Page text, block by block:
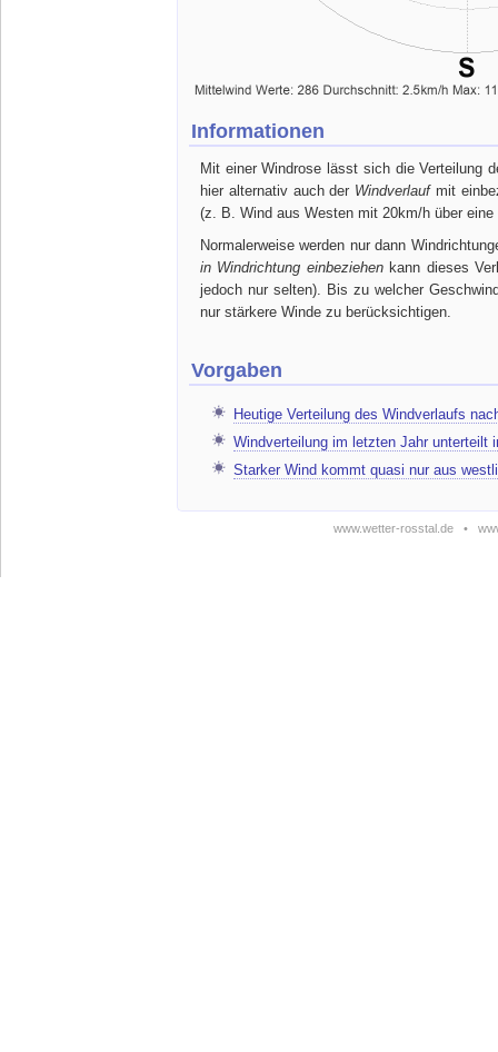
Informationen
Mit einer Windrose lässt sich die Verteilung
hier alternativ auch der Windverlaufmit
(z. B. Wind aus Westen mit 20km/h über
Normalerweise werden nur dann
in Windrichtung einbeziehen kann dieses
jedoch nur selten). Bis zu welcher
nur stärkere Winde zu berücksichtigen.
Vorgaben
Heutige Verteilung des Windverlaufs
Windverteilung im letzten Jahr unterteilt
Starker Wind kommt quasi nur aus
www.wetter-rosstal.de •